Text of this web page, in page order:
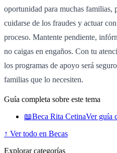
oportunidad para muchas familias,
cuidarse de los fraudes y actuar
proceso. Mantente pendiente,
no caigas en engaños. Con tu
los programas de apoyo será
familias que lo necesiten.
Guía completa sobre este tema
📖Beca Rita CetinaVer guía
↑ Ver todo en Becas
Explorar categorías